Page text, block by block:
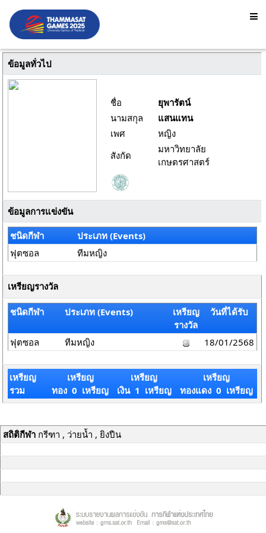
ข้อมูลทั่วไป
ชื่อ
ยุพารัตน์
นามสกุล
แสนแทน
เพศ
หญิง
สังกัด
มหาวิทยาลัย
เกษตรศาสตร์
ข้อมูลการแข่งขัน
ชนิดกีฬา
ประเภท (Events)
ฟุตซอล
ทีมหญิง
เหรียญรางวัล
ชนิดกีฬา ประเภท (Events)
เหรียญ
รางวัล
วันที่ได้รับ
ฟุตซอล ทีมหญิง 18/01/2568
เหรียญ
รวม
เหรียญ
ทอง 0 เหรียญ
เหรียญ
เงิน 1 เหรียญ
เหรียญ
ทองแดง 0 เหรียญ
สถิติกีฬากรีฑา , ว่ายน้ำ , ยิงปืน